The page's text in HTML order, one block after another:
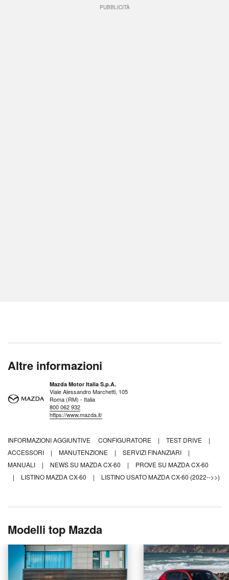
PUBBLICITÀ
Altre informazioni
Mazda Motor Italia S.p.A.
Viale Alessandro Marchetti, 105
Roma (RM) - Italia
800 062 932
https://www.mazda.it/
INFORMAZIONI AGGIUNTIVE CONFIGURATORE | TEST DRIVE
|
ACCESSORI
| MANUTENZIONE | SERVIZI FINANZIARI
|
MANUALI
| NEWS SU MAZDA CX-60 |
PROVE SU MAZDA CX-60
|
LISTINO MAZDA CX-60 | LISTINO USATO MAZDA CX-60 (2022-->>)
Modelli top Mazda